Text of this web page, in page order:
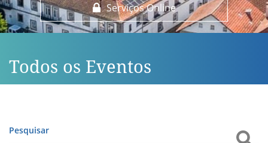
Serviços Online
Todos os Eventos
Pesquisar